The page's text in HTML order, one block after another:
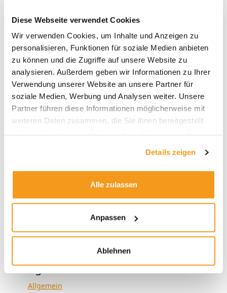
Diese Webseite verwendet Cookies
Wir verwenden Cookies, um Inhalte und Anzeigen zu
personalisieren, Funktionen für soziale Medien anbieten
zu können und die Zugriffe auf unsere Website zu
analysieren. Außerdem geben wir Informationen zu Ihrer
Verwendung unserer Website an unsere Partner für
soziale Medien, Werbung und Analysen weiter. Unsere
Partner führen diese Informationen möglicherweise mit
weiteren Daten zusammen, die Sie ihnen bereitgestellt
Details zeigen
Alle zulassen
Anpassen
Ablehnen
Archive
2026
2025
2024
2023
2022
2018
Kategorien
Allgemein